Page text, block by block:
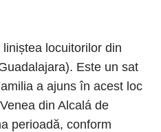
locuitorilor din
Este un sat
a ajuns în acest loc
din Alcalá de
perioadă, conform